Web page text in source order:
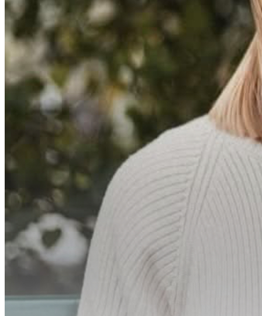
Gå med i Föräldraledig.se!
Dela med dig av dina erfarenheter och hjälp andra föräldrar att
upptäcka aktiviteter.
Skriv recensioner
Dela dina erfarenheter
Kontakta föräldrar Bygg ditt nätverk
Få rekommendationer
Upptäck nya aktiviteter
Logga in
Är du ett företag som erbjuder aktiviteter?
Skapa företagskonto
Det är gratis och tar mindre än 2 minuter!
Fler aktiviteter som kan intressera dig